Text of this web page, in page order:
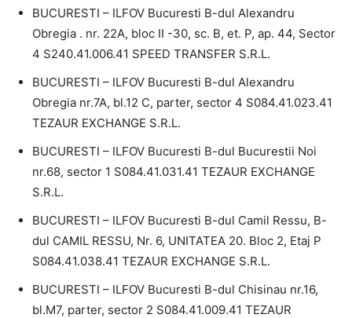
BUCURESTI – ILFOV Bucuresti B-dul Alexandru
Obregia . nr. 22A, bloc II -30, sc. B, et. P, ap. 44, Sector
4 S240.41.006.41 SPEED TRANSFER S.R.L.
BUCURESTI – ILFOV Bucuresti B-dul Alexandru
Obregia nr.7A, bl.12 C, parter, sector 4 S084.41.023.41
TEZAUR EXCHANGE S.R.L.
BUCURESTI – ILFOV Bucuresti B-dul Bucurestii Noi
nr.68, sector 1 S084.41.031.41 TEZAUR EXCHANGE
S.R.L.
BUCURESTI – ILFOV Bucuresti B-dul Camil Ressu, B-
dul CAMIL RESSU, Nr. 6, UNITATEA 20. Bloc 2, Etaj P
S084.41.038.41 TEZAUR EXCHANGE S.R.L.
BUCURESTI – ILFOV Bucuresti B-dul Chisinau nr.16,
bl.M7, parter, sector 2 S084.41.009.41 TEZAUR